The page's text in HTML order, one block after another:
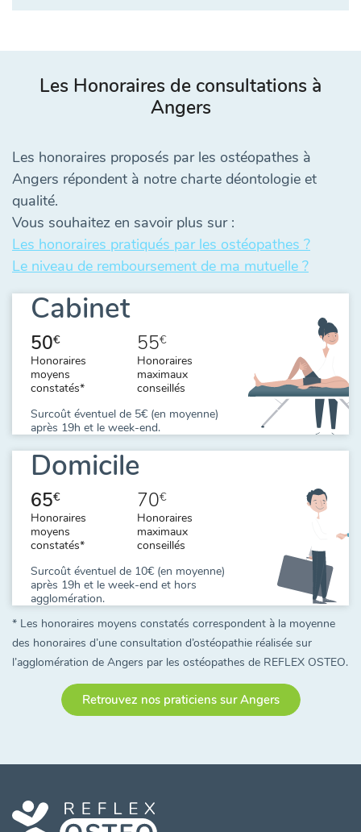
Les Honoraires de consultations à
Angers
Les honoraires proposés par les ostéopathes à
Angers répondent à notre charte déontologie et
qualité.
Vous souhaitez en savoir plus sur :
Les honoraires pratiqués par les ostéopathes ?
Le niveau de remboursement de ma mutuelle ?
Cabinet
50€
Honoraires
moyens
constatés*
55€
Honoraires
maximaux
conseillés
Surcoût éventuel de 5€ (en moyenne)
après 19h et le week-end.
Domicile
65€
Honoraires
moyens
constatés*
70€
Honoraires
maximaux
conseillés
Surcoût éventuel de 10€ (en moyenne)
après 19h et le week-end et hors
agglomération.
* Les honoraires moyens constatés correspondent à la moyenne
des honoraires d’une consultation d’ostéopathie réalisée sur
l’agglomération de Angers par les ostéopathes de REFLEX OSTEO.
Retrouvez nos praticiens sur Angers